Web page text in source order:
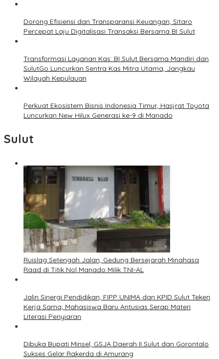
Dorong Efisiensi dan Transparansi Keuangan, Sitaro
Percepat Laju Digitalisasi Transaksi Bersama BI Sulut
Transformasi Layanan Kas: BI Sulut Bersama Mandiri dan
SulutGo Luncurkan Sentra Kas Mitra Utama, Jangkau
Wilayah Kepulauan
Perkuat Ekosistem Bisnis Indonesia Timur, Hasjrat Toyota
Luncurkan New Hilux Generasi ke-9 di Manado
Sulut
Ruislag Setengah Jalan, Gedung Bersejarah Minahasa
Raad di Titik Nol Manado Milik TNI-AL
Jalin Sinergi Pendidikan, FIPP UNIMA dan KPID Sulut Teken
Kerja Sama; Mahasiswa Baru Antusias Serap Materi
Literasi Penyiaran
Dibuka Bupati Minsel, GSJA Daerah II Sulut dan Gorontalo
Sukses Gelar Rakerda di Amurang